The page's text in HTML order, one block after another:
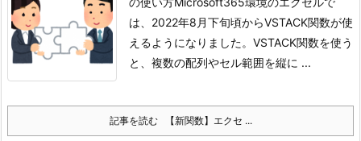
は、2022年8月下旬頃からVSTACK関数が使
えるようになりました。 VSTACK関数を使う
と、複数の配列やセル範囲を縦に ...
記事を読む 【新関数】エクセ ...